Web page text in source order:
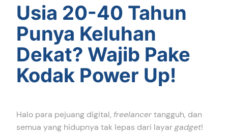
Usia 20-40 Tahun
Punya Keluhan
Dekat? Wajib Pake
Kodak Power Up!
Halo para pejuang digital, freelancertangguh, dan
semua yang hidupnya tak lepas dari layargadget!